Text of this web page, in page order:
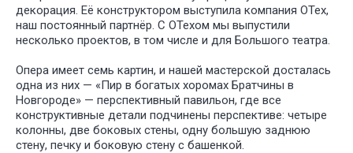
декорация. Её конструктором выступила компания ОТех,
наш постоянный партнёр. С ОТехом мы выпустили
несколько проектов, в том числе и для Большого театра.
Опера имеет семь картин, и нашей мастерской досталась
одна из них — «Пир в богатых хоромах Братчины в
Новгороде» — перспективный павильон, где все
конструктивные детали подчинены перспективе: четыре
колонны, две боковых стены, одну большую заднюю
стену, печку и боковую стену с башенкой.